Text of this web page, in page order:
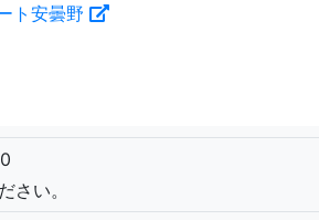
ト安曇野
さい。